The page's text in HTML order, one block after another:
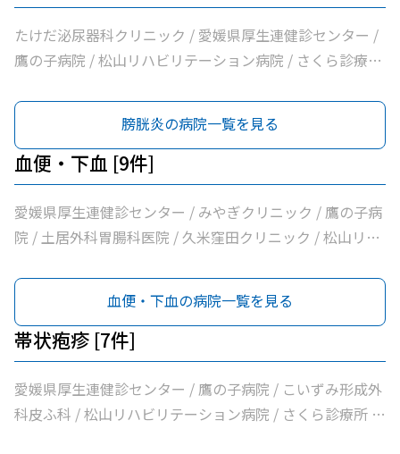
たけだ泌尿器科クリニック / 愛媛県厚生連健診センター /
鷹の子病院 / 松山リハビリテーション病院 / さくら診療所
膀胱炎の病院一覧を見る
血便・下血 [9件]
愛媛県厚生連健診センター / みやぎクリニック / 鷹の子病
院 / 土居外科胃腸科医院 / 久米窪田クリニック / 松山リハ
科
血便・下血の病院一覧を見る
帯状疱疹 [7件]
愛媛県厚生連健診センター / 鷹の子病院 / こいずみ形成外
科皮ふ科 / 松山リハビリテーション病院 / さくら診療所 /